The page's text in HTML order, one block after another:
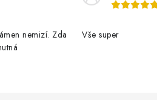
nemizí. Zda
Vše super